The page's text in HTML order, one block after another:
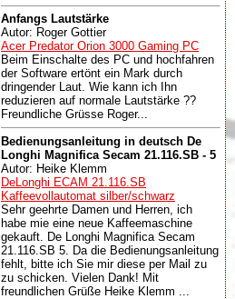
Anfangs Lautstärke
Autor: Roger Gottier
Acer Predator Orion 3000 Gaming PC
Beim Einschalte des PC und hochfahren
der Software ertönt ein Mark durch
dringender Laut. Wie kann ich Ihn
reduzieren auf normale Lautstärke ??
Freundliche Grüsse Roger...
Bedienungsanleitung in deutsch De
Longhi Magnifica Secam 21.116.SB - 5
Autor: Heike Klemm
DeLonghi ECAM 21.116.SB
Kaffeevollautomat silber/schwarz
Sehr geehrte Damen und Herren, ich
habe mie eine neue Kaffeemaschine
gekauft. De Longhi Magnifica Secam
21.116.SB 5. Da die Bedienungsanleitung
fehlt, bitte ich Sie mir diese per Mail zu
zu schicken. Vielen Dank! Mit
freundlichen Grüße Heike Klemm ...